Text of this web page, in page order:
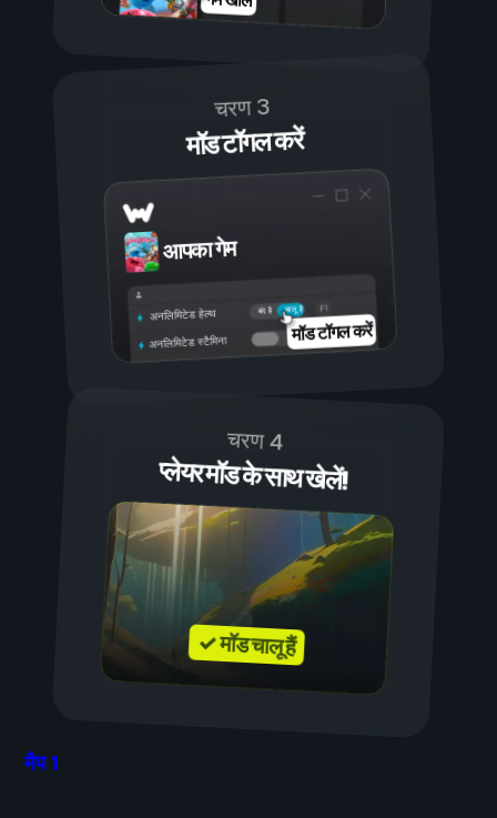
चरण 3
मॉड टॉगल करें
आपका गेम
चालू है
बंद है
अनलिमिटेड हेल्थ
अनलिमिटेड स्टैमिना मॉड टॉगल करें
चरण 4
प्लेयर मॉड के साथ खेलें!
✓ मॉड चालू हैं
मैप1